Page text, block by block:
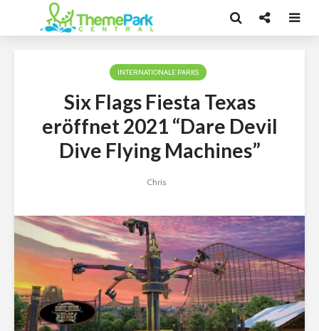
INTERNATIONALE PARKS
Six Flags Fiesta Texas
eröffnet 2021 “Dare Devil
Dive Flying Machines”
Chris